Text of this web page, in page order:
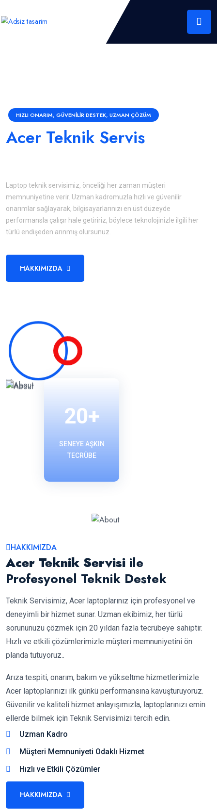
HIZLI ONARIM, GÜVENILIR DESTEK, UZMAN ÇÖZÜM
Acer Teknik Servis
Laptop teknik servisimiz, önceliği her zaman müşteri
memnuniyetine verir. Uzman kadromuzla hızlı ve güvenilir
onarımlar sağlayarak, bilgisayarlarınızı en üst düzeyde
performansla çalışır hale getiririz, böylece teknolojinizle ilgili her
türlü endişeden arınmış olursunuz.
HAKKIMIZDA
20+
SENEYE AŞKIN
TECRÜBE
HAKKIMIZDA
Acer Teknik Servisi ile
Profesyonel Teknik Destek
Teknik Servisimiz, Acer laptoplarınız için profesyonel ve
deneyimli bir hizmet sunar. Uzman ekibimiz, her türlü
sorununuzu çözmek için 20 yıldan fazla tecrübeye sahiptir.
Hızlı ve etkili çözümlerimizle müşteri memnuniyetini ön
planda tutuyoruz..
Arıza tespiti, onarım, bakım ve yükseltme hizmetlerimizle
Acer laptoplarınızı ilk günkü performansına kavuşturuyoruz.
Güvenilir ve kaliteli hizmet anlayışımızla, laptoplarınızı emin
ellerde bilmek için Teknik Servisimizi tercih edin.
Uzman Kadro
Müşteri Memnuniyeti Odaklı Hizmet
Hızlı ve Etkili Çözümler
HAKKIMIZDA